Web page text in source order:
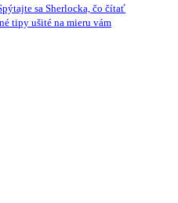
sa Sherlocka, čo čítať
tipy ušité na mieru vám